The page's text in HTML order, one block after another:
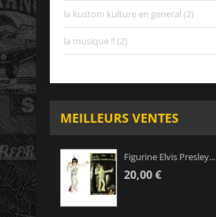
la kustom kulture en general (2)
la musique !! (2)
MEILLEURS VENTES
Figurine Elvis Presley...
20,00 €